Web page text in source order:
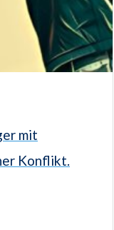
mit
Konflikt.